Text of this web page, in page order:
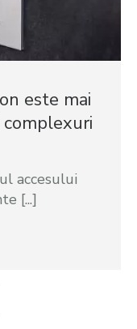
este mai
accesului
[...]